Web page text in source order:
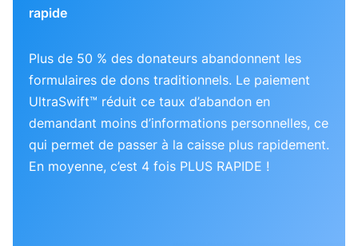
rapide
Plus de 50 % des donateurs abandonnent les
formulaires de dons traditionnels. Le paiement
UltraSwift™ réduit ce taux d’abandon en
demandant moins d’informations personnelles, ce
qui permet de passer à la caisse plus rapidement.
En moyenne, c’est 4 fois PLUS RAPIDE !